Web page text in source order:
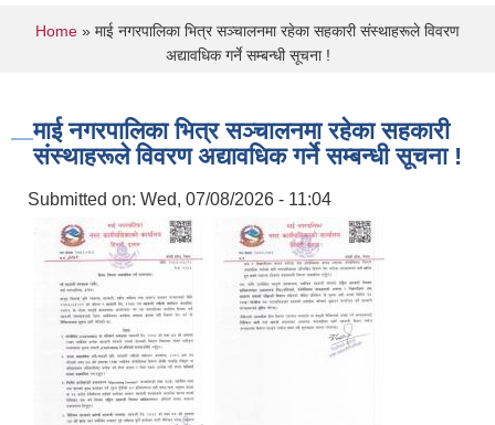
You are here
Home » माई नगरपालिका भित्र सञ्चालनमा रहेका सहकारी संस्थाहरूले विवरण
अद्यावधिक गर्ने सम्बन्धी सूचना !
माई नगरपालिका भित्र सञ्चालनमा रहेका सहकारी
संस्थाहरूले विवरण अद्यावधिक गर्ने सम्बन्धी सूचना !
Submitted on: Wed, 07/08/2026 - 11:04